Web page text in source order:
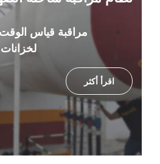
مراقبة قياس
لخزانات
اقرأ أكثر